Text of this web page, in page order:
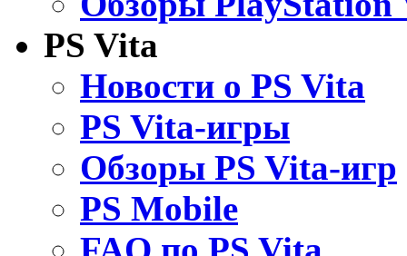
PS Vita
Новости о PS Vita
PS Vita-игры
Обзоры PS Vita-игр
PS Mobile